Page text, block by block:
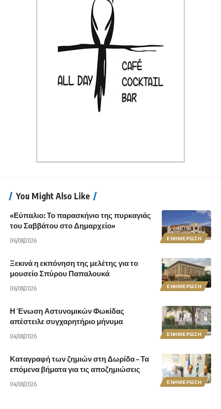
You Might Also Like
ΕΝΗΜΕΡΩΣΗ
«Εύπαλιο: Το παρασκήνιο της πυρκαγιάς
του Σαββάτου στο Δημαρχείο»
06/08/2026
ΕΝΗΜΕΡΩΣΗ
Ξεκινά η εκπόνηση της μελέτης για το
μουσείο Σπύρου Παπαλουκά
06/08/2026
ΕΝΗΜΕΡΩΣΗ
Η Ένωση Αστυνομικών Φωκίδας
απέστειλε συγχαρητήριο μήνυμα
04/08/2026
ΕΝΗΜΕΡΩΣΗ
Καταγραφή των ζημιών στη Δωρίδα – Τα
επόμενα βήματα για τις αποζημιώσεις
04/08/2026